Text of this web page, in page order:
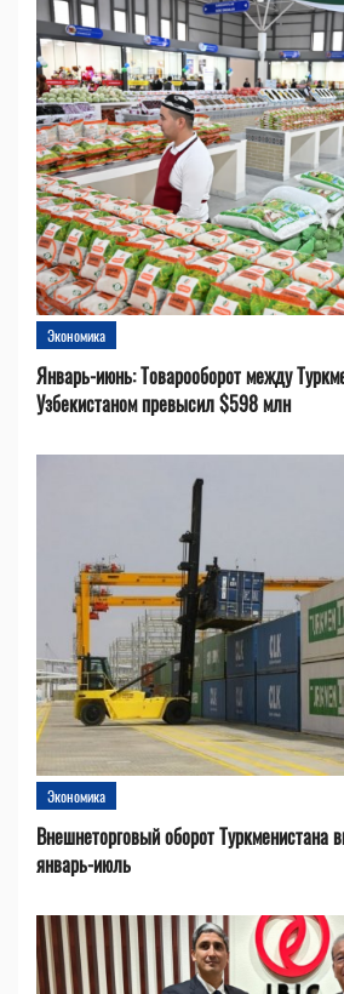
Экономика
Январь-июнь: Товарооборот между
Узбекистаном превысил $598 млн
Экономика
Внешнеторговый оборот Туркменистана
январь-июль